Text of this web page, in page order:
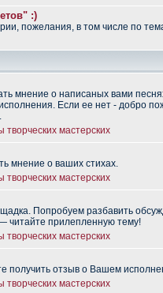
:)
пожелания, в том числе по
мнение о написаных вами
Если ее нет - добро
творческих мастерских
мнение о ваших стихах.
творческих мастерских
Попробуем разбавить
читайте прилепленную тему!
творческих мастерских
получить отзыв о Вашем
творческих мастерских